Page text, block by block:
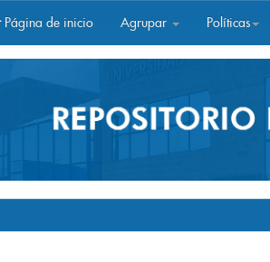
Página de inicio Agrupar Políticas